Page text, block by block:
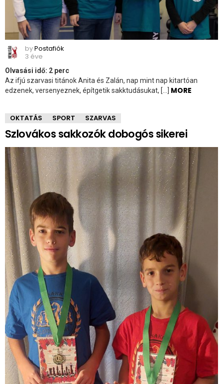
byPostafiók
3 éve
Olvasási idő: 2 perc
Az ifjú szarvasi titánok Anita és Zalán, nap mint nap kitartóan
edzenek, versenyeznek, építgetik sakktudásukat, […] MORE
OKTATÁS SPORT SZARVAS
Szlovákos sakkozók dobogós sikerei